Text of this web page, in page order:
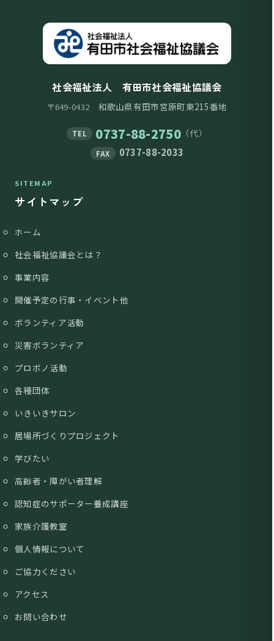
社会福祉法人 有田市社会福祉協議会
〒649-0432 和歌山県有田市宮原町東215番地
TEL 0737-88-2750（代）
FAX 0737-88-2033
SITEMAP
サイトマップ
ホーム
社会福祉協議会とは？
事業内容
開催予定の行事・イベント他
ボランティア活動
災害ボランティア
プロボノ活動
各種団体
いきいきサロン
居場所づくりプロジェクト
学びたい
高齢者・障がい者理解
認知症のサポーター養成講座
家族介護教室
個人情報について
ご協力ください
アクセス
お問い合わせ